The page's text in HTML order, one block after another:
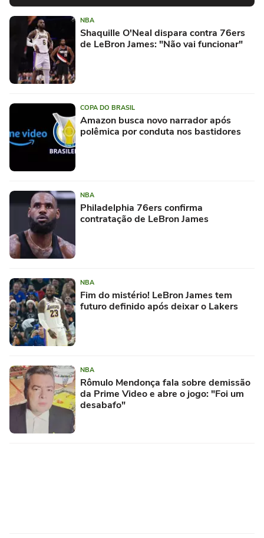
NBA
Shaquille O'Neal dispara contra 76ers
de LeBron James: "Não vai funcionar"
COPA DO BRASIL
Amazon busca novo narrador após
polêmica por conduta nos bastidores
NBA
Philadelphia 76ers confirma
contratação de LeBron James
NBA
Fim do mistério! LeBron James tem
futuro definido após deixar o Lakers
NBA
Rômulo Mendonça fala sobre demissão
da Prime Video e abre o jogo: "Foi um
desabafo"